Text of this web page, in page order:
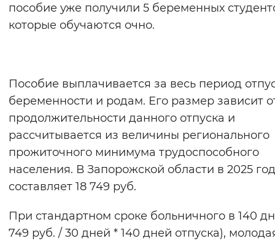
Включены Выключены
Вернуть стандартные настройки
пособие уже получили 5 беременных
которые обучаются очно.
Пособие выплачивается за весь период
беременности и родам. Его размер зависит
продолжительности данного отпуска и
рассчитывается из величины регионального
прожиточного минимума трудоспособного
населения. В Запорожской области в 2025
составляет 18 749 руб.
При стандартном сроке больничного в 140
749 руб. / 30 дней * 140 дней отпуска),